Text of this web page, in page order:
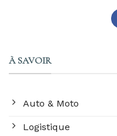
À SAVOIR
Auto & Moto
Logistique